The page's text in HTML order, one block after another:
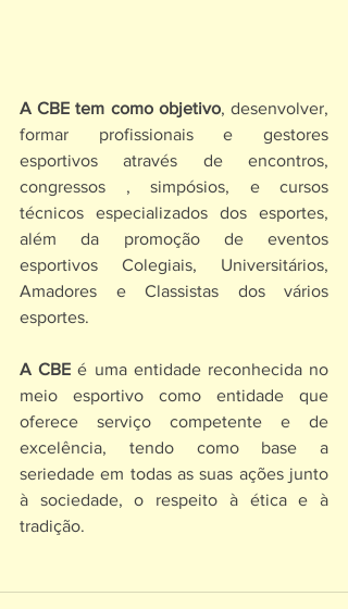
A CBE tem como objetivo, desenvolver,
formar profissionais e gestores
esportivos através de encontros,
congressos , simpósios, e cursos
técnicos especializados dos esportes,
além da promoção de eventos
esportivos Colegiais, Universitários,
Amadores e Classistas dos vários
esportes.
A CBE é uma entidade reconhecida no
meio esportivo como entidade que
oferece serviço competente e de
excelência, tendo como base a
seriedade em todas as suas ações junto
à sociedade, o respeito à ética e à
tradição.